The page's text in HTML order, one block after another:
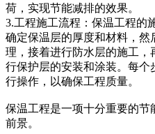
荷，实现节能减排的效果。
3.工程施工流程：保温工程的
确定保温层的厚度和材料，
理，接着进行防水层的施工
行保护层的安装和涂装。每
行操作，以确保工程质量。
保温工程是一项十分重要的节
前景。